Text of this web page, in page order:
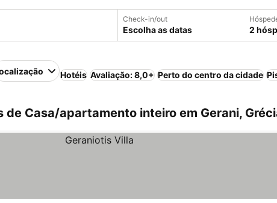
Check-in/out
Escolha as datas 2
Hotéis Avaliação: 8,0+ Perto do centro da cidade
de Casa/apartamento inteiro em Gerani,